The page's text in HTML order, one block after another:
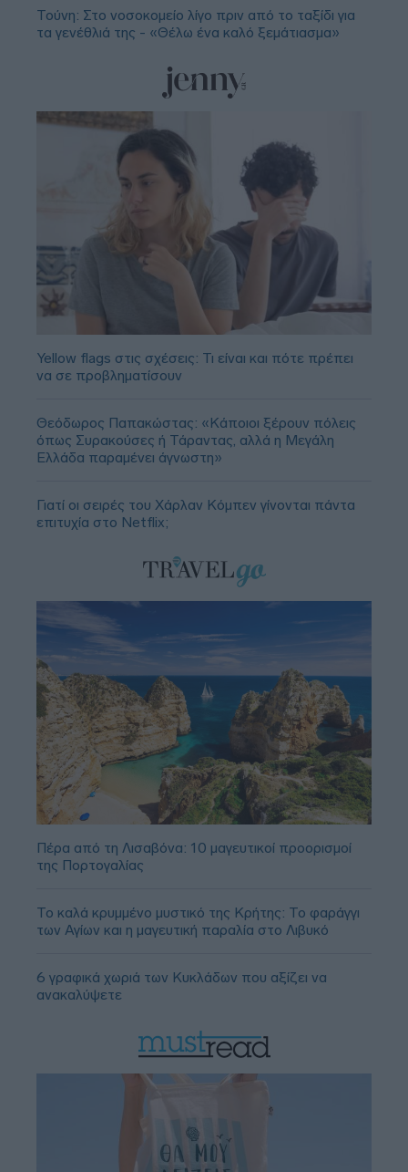
Τούνη: Στο νοσοκομείο λίγο πριν από το ταξίδι για
τα γενέθλιά της - «Θέλω ένα καλό ξεμάτιασμα»
Yellow flags στις σχέσεις: Τι είναι και πότε πρέπει
να σε προβληματίσουν
Θεόδωρος Παπακώστας: «Κάποιοι ξέρουν πόλεις
όπως Συρακούσες ή Τάραντας, αλλά η Μεγάλη
Ελλάδα παραμένει άγνωστη»
Γιατί οι σειρές του Χάρλαν Κόμπεν γίνονται πάντα
επιτυχία στο Netflix;
Πέρα από τη Λισαβόνα: 10 μαγευτικοί προορισμοί
της Πορτογαλίας
Το καλά κρυμμένο μυστικό της Κρήτης: Το φαράγγι
των Αγίων και η μαγευτική παραλία στο Λιβυκό
6 γραφικά χωριά των Κυκλάδων που αξίζει να
ανακαλύψετε